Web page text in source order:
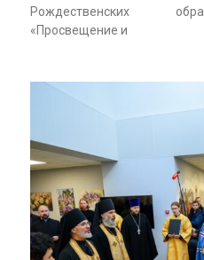
Рождественских
«Просвещение и